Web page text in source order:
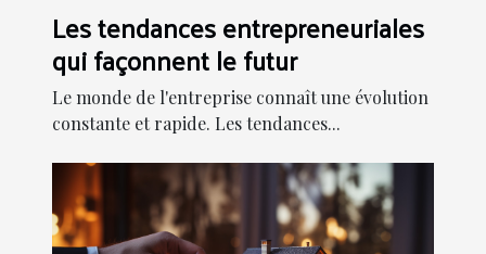
Les tendances entrepreneuriales
qui façonnent le futur
Le monde de l'entreprise connaît une évolution
constante et rapide. Les tendances...